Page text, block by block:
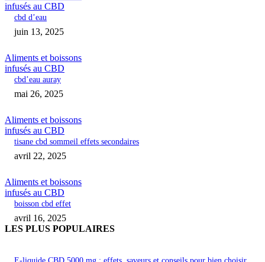
infusés au CBD
cbd d’eau
juin 13, 2025
Aliments et boissons
infusés au CBD
cbd’eau auray
mai 26, 2025
Aliments et boissons
infusés au CBD
tisane cbd sommeil effets secondaires
avril 22, 2025
Aliments et boissons
infusés au CBD
boisson cbd effet
avril 16, 2025
LES PLUS POPULAIRES